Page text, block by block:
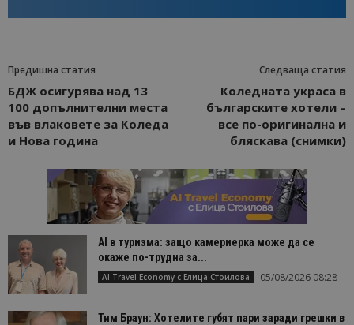
Предишна статия
БДЖ осигурява над 13
100 допълнителни места
във влаковете за Коледа
и Нова година
Следваща статия
Коледната украса в
българските хотели –
все по-оригинална и
бляскава (снимки)
AI в туризма: защо камериерка може да се
окаже по-трудна за...
AI Travel Economy с Елица Стоилова 05/08/2026 08:28
Тим Браун: Хотелите губят пари заради грешки в